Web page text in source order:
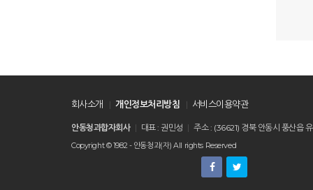
회사소개 개인정보처리방침 서비스이용약관
안동청과합자회사 대표 : 권민성 주소 : (36621) 경북 안동시 풍산읍
Copyright © 1982 - 안동청과(자) All rights Reserved